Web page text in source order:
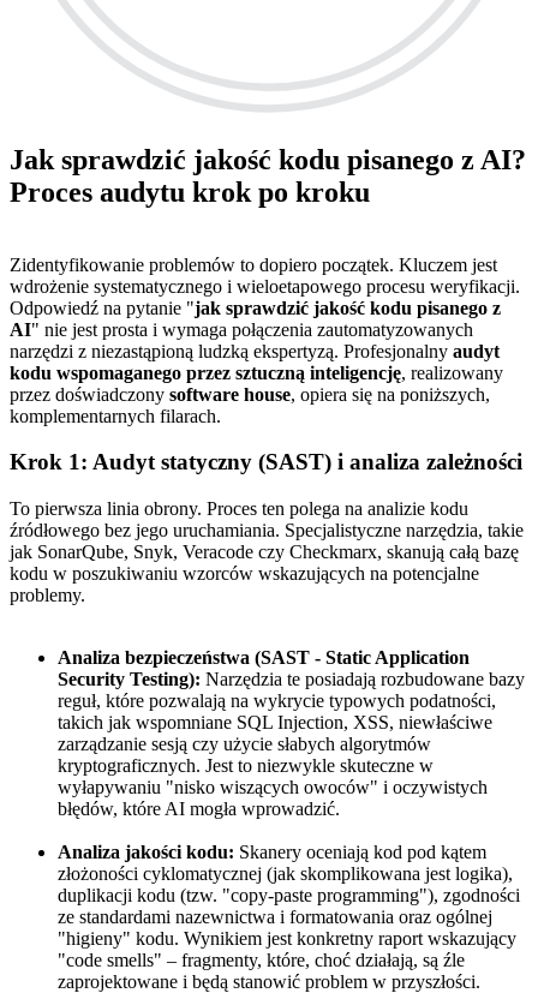
Jak sprawdzić jakość kodu pisanego z AI?
Proces audytu krok po kroku
Zidentyfikowanie problemów to dopiero początek. Kluczem jest
wdrożenie systematycznego i wieloetapowego procesu weryfikacji.
Odpowiedź na pytanie "jak sprawdzić jakość kodu pisanego z
AI" nie jest prosta i wymaga połączenia zautomatyzowanych
narzędzi z niezastąpioną ludzką ekspertyzą. Profesjonalny audyt
kodu wspomaganego przez sztuczną inteligencję, realizowany
przez doświadczony software house, opiera się na poniższych,
komplementarnych filarach.
Krok 1: Audyt statyczny (SAST) i analiza zależności
To pierwsza linia obrony. Proces ten polega na analizie kodu
źródłowego bez jego uruchamiania. Specjalistyczne narzędzia, takie
jak SonarQube, Snyk, Veracode czy Checkmarx, skanują całą bazę
kodu w poszukiwaniu wzorców wskazujących na potencjalne
problemy.
Analiza bezpieczeństwa (SAST - Static Application
Security Testing): Narzędzia te posiadają rozbudowane bazy
reguł, które pozwalają na wykrycie typowych podatności,
takich jak wspomniane SQL Injection, XSS, niewłaściwe
zarządzanie sesją czy użycie słabych algorytmów
kryptograficznych. Jest to niezwykle skuteczne w
wyłapywaniu "nisko wiszących owoców" i oczywistych
błędów, które AI mogła wprowadzić.
Analiza jakości kodu: Skanery oceniają kod pod kątem
złożoności cyklomatycznej (jak skomplikowana jest logika),
duplikacji kodu (tzw. "copy-paste programming"), zgodności
ze standardami nazewnictwa i formatowania oraz ogólnej
"higieny" kodu. Wynikiem jest konkretny raport wskazujący
"code smells" – fragmenty, które, choć działają, są źle
zaprojektowane i będą stanowić problem w przyszłości.